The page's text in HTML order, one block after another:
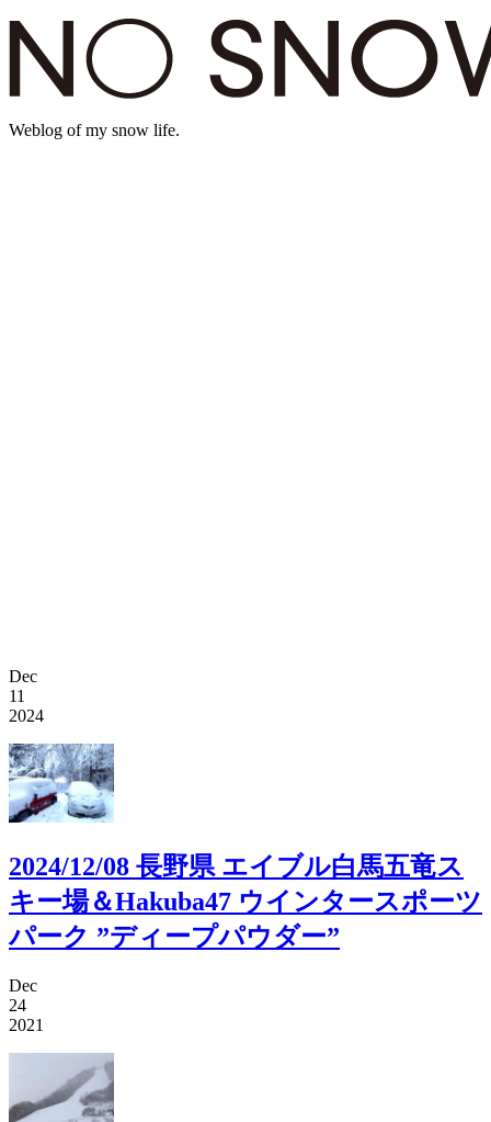
Weblog of my snow life.
Dec
11
2024
2024/12/08 長野県 エイブル白馬五竜ス
キー場＆Hakuba47 ウインタースポーツ
パーク ”ディープパウダー”
Dec
24
2021